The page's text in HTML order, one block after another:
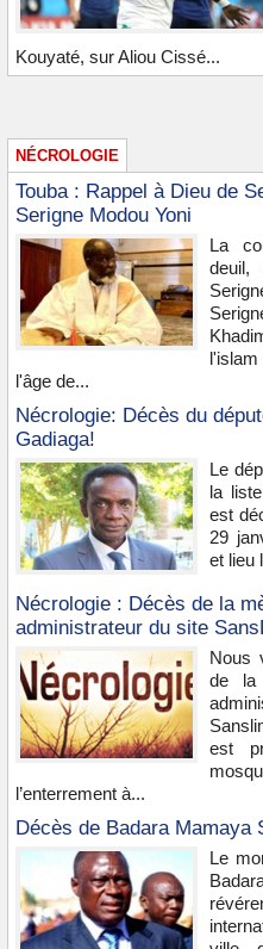
Kouyaté, sur Aliou Cissé...
NÉCROLOGIE
Touba : Rappel à Dieu de
Serigne Modou Yoni
La
l'âge de...
Nécrologie: Décès du
Gadiaga!
Le
la
est
29
et lieu
Nécrologie : Décès de la
administrateur du site
Nous
de la
est
l’enterrement à...
Décès de Badara Mamaya
Le